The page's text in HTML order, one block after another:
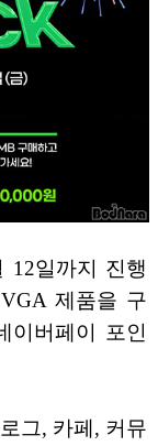
12일까지 진행
제품을 구
이버페이 포인
그, 카페, 커뮤